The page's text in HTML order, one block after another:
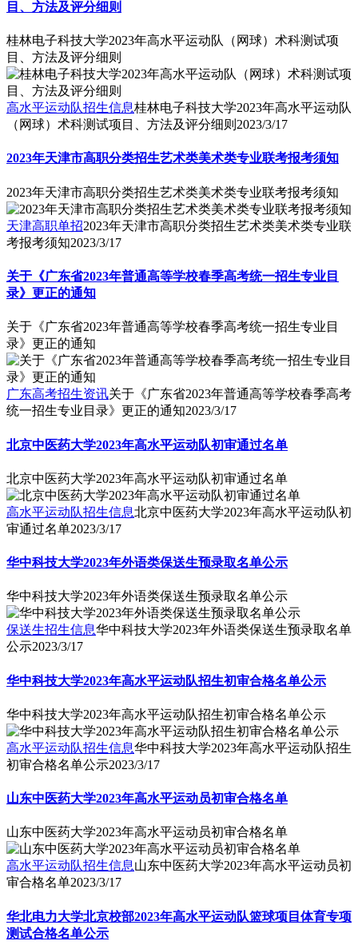
目、方法及评分细则
桂林电子科技大学2023年高水平运动队（网球）术科测试项
目、方法及评分细则
高水平运动队招生信息桂林电子科技大学2023年高水平运动队
（网球）术科测试项目、方法及评分细则 2023/3/17
2023年天津市高职分类招生艺术类美术类专业联考报考须知
2023年天津市高职分类招生艺术类美术类专业联考报考须知
天津高职单招2023年天津市高职分类招生艺术类美术类专业联
考报考须知2023/3/17
关于《广东省2023年普通高等学校春季高考统一招生专业目
录》更正的通知
关于《广东省2023年普通高等学校春季高考统一招生专业目
录》更正的通知
广东高考招生资讯关于《广东省2023年普通高等学校春季高考
统一招生专业目录》更正的通知2023/3/17
北京中医药大学2023年高水平运动队初审通过名单
北京中医药大学2023年高水平运动队初审通过名单
高水平运动队招生信息北京中医药大学2023年高水平运动队初
审通过名单2023/3/17
华中科技大学2023年外语类保送生预录取名单公示
华中科技大学2023年外语类保送生预录取名单公示
保送生招生信息华中科技大学2023年外语类保送生预录取名单
公示2023/3/17
华中科技大学2023年高水平运动队招生初审合格名单公示
华中科技大学2023年高水平运动队招生初审合格名单公示
高水平运动队招生信息华中科技大学2023年高水平运动队招生
初审合格名单公示2023/3/17
山东中医药大学2023年高水平运动员初审合格名单
山东中医药大学2023年高水平运动员初审合格名单
高水平运动队招生信息山东中医药大学2023年高水平运动员初
审合格名单2023/3/17
华北电力大学北京校部2023年高水平运动队篮球项目体育专项
测试合格名单公示